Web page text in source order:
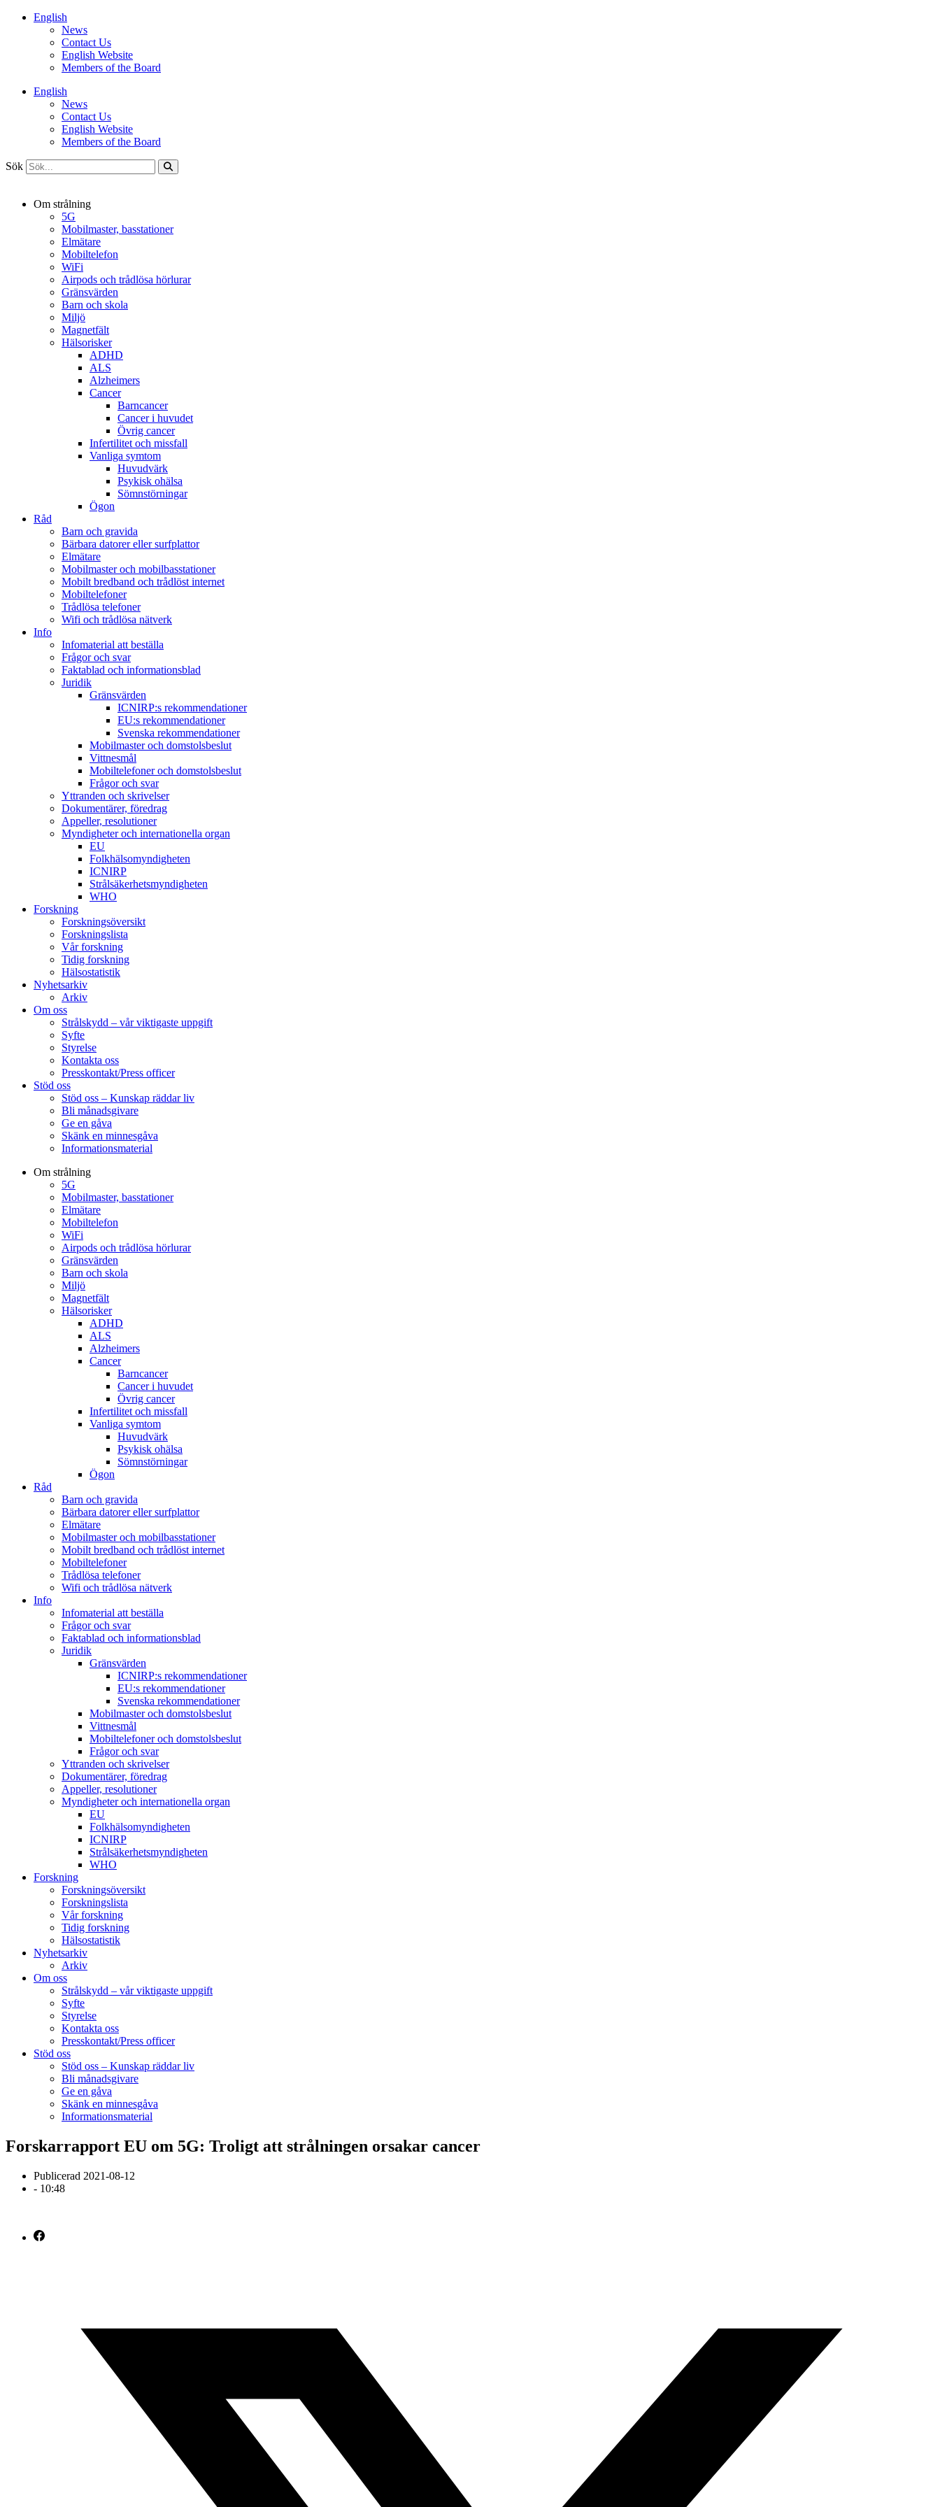
HoppaEnglish
News
Contact Us
English Website
Members of the Board
English
News
Contact Us
English Website
Members of the Board
Sök
Om strålning
5G
Mobilmaster, basstationer
Elmätare
Mobiltelefon
WiFi
Airpods och trådlösa hörlurar
Gränsvärden
Barn och skola
Miljö
Magnetfält
Hälsorisker
ADHD
ALS
Alzheimers
Cancer
Barncancer
Cancer i huvudet
Övrig cancer
Infertilitet och missfall
Vanliga symtom
Huvudvärk
Psykisk ohälsa
Sömnstörningar
Ögon
Råd
Barn och gravida
Bärbara datorer eller surfplattor
Elmätare
Mobilmaster och mobilbasstationer
Mobilt bredband och trådlöst internet
Mobiltelefoner
Trådlösa telefoner
Wifi och trådlösa nätverk
Info
Infomaterial att beställa
Frågor och svar
Faktablad och informationsblad
Juridik
Gränsvärden
ICNIRP:s rekommendationer
EU:s rekommendationer
Svenska rekommendationer
Mobilmaster och domstolsbeslut
Vittnesmål
Mobiltelefoner och domstolsbeslut
Frågor och svar
Yttranden och skrivelser
Dokumentärer, föredrag
Appeller, resolutioner
Myndigheter och internationella organ
EU
Folkhälsomyndigheten
ICNIRP
Strålsäkerhetsmyndigheten
WHO
Forskning
Forskningsöversikt
Forskningslista
Vår forskning
Tidig forskning
Hälsostatistik
Nyhetsarkiv
Arkiv
Om oss
Strålskydd – vår viktigaste uppgift
Syfte
Styrelse
Kontakta oss
Presskontakt/Press officer
Stöd oss
Stöd oss – Kunskap räddar liv
Bli månadsgivare
Ge en gåva
Skänk en minnesgåva
Informationsmaterial
Om strålning
5G
Mobilmaster, basstationer
Elmätare
Mobiltelefon
WiFi
Airpods och trådlösa hörlurar
Gränsvärden
Barn och skola
Miljö
Magnetfält
Hälsorisker
ADHD
ALS
Alzheimers
Cancer
Barncancer
Cancer i huvudet
Övrig cancer
Infertilitet och missfall
Vanliga symtom
Huvudvärk
Psykisk ohälsa
Sömnstörningar
Ögon
Råd
Barn och gravida
Bärbara datorer eller surfplattor
Elmätare
Mobilmaster och mobilbasstationer
Mobilt bredband och trådlöst internet
Mobiltelefoner
Trådlösa telefoner
Wifi och trådlösa nätverk
Info
Infomaterial att beställa
Frågor och svar
Faktablad och informationsblad
Juridik
Gränsvärden
ICNIRP:s rekommendationer
EU:s rekommendationer
Svenska rekommendationer
Mobilmaster och domstolsbeslut
Vittnesmål
Mobiltelefoner och domstolsbeslut
Frågor och svar
Yttranden och skrivelser
Dokumentärer, föredrag
Appeller, resolutioner
Myndigheter och internationella organ
EU
Folkhälsomyndigheten
ICNIRP
Strålsäkerhetsmyndigheten
WHO
Forskning
Forskningsöversikt
Forskningslista
Vår forskning
Tidig forskning
Hälsostatistik
Nyhetsarkiv
Arkiv
Om oss
Strålskydd – vår viktigaste uppgift
Syfte
Styrelse
Kontakta oss
Presskontakt/Press officer
Stöd oss
Stöd oss – Kunskap räddar liv
Bli månadsgivare
Ge en gåva
Skänk en minnesgåva
Informationsmaterial
Forskarrapport EU om 5G: Troligt att strålningen orsakar cancer
Publicerad 2021-08-12
- 10:48